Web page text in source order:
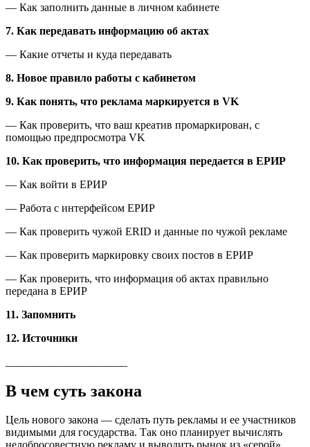
— Как заполнить данные в личном кабинете
7. Как передавать информацию об актах
— Какие отчеты и куда передавать
8. Новое правило работы с кабинетом
9. Как понять, что реклама маркируется в VK
— Как проверить, что ваш креатив промаркирован, с
помощью предпросмотра VK
10. Как проверить, что информация передается в ЕРИР
— Как войти в ЕРИР
— Работа с интерфейсом ЕРИР
— Как проверить чужой ERID и данные по чужой рекламе
— Как проверить маркировку своих постов в ЕРИР
— Как проверить, что информация об актах правильно
передана в ЕРИР
11. Запомнить
12. Источники
В чем суть закона
Цель нового закона — сделать путь рекламы и ее участников
видимыми для государства. Так оно планирует вычислять